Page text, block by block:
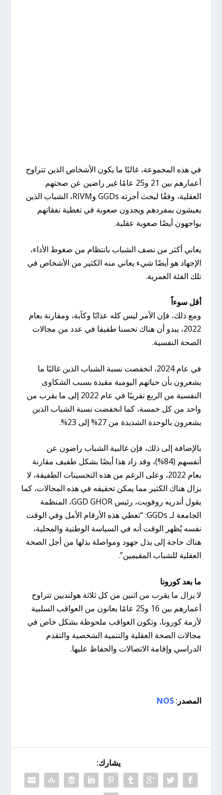
في هذه المجموعة، غالبًا ما يكون الأشخاص الذين تتراوح
أعمارهم بين 21 و25 عامًا غير راضين عن صحتهم
العقلية، وفقًا لبحث أجرته GGDs وRIVM، الشباب الذين
يعيشون بمفردهم ويجدون صعوبة في تغطية نفقاتهم
يواجهون أيضًا صعوبة عقلية.
يعاني أكثر من نصف الشباب بانتظام من ضغوط الأداء،
الإجهاد هو أيضًا شيء يعاني منه الكثير من الأشخاص في
تلك الفئة العمرية.
أقل سوءاً
ومع ذلك، فإن الأمر ليس كله عذابًا وكآبة، ومقارنة بعام
2022، يبدو أن هناك تحسنا طفيفا في عدد من مجالات
الصحة النفسية.
في عام 2024، انخفضت نسبة الشباب الذين غالبًا ما
يشعرون بأن حياتهم اليومية مقيدة بسبب الشكاوى
النفسية من الربع تقريبًا في عام 2022 إلى ما يقرب من
واحد من كل خمسة، كما انخفضت نسبة الشباب الذين
يشعرون بالوحدة الشديدة من 27% إلى 23%.
بالإضافة إلى ذلك، فإن غالبية الشباب راضون عن
أنفسهم (84%)، وقد زاد هذا أيضًا بشكل طفيف مقارنة
بعام 2022، وعلى الرغم من هذه التحسينات الطفيفة، لا
يزال هناك الكثير مما يمكن تحقيقه في هذه المجالات، كما
يقول أندريه روفويت، رئيس GGD GHOR، المنظمة
الجامعة لـ GGDs: “تعطي هذه الأرقام الأمل وفي الوقت
نفسه يُظهر الوقت أنه في السياسة الوطنية والمحلية،
هناك حاجة إلى بذل جهود ومواصلة بذلها من أجل الصحة
العقلية للشباب المقيمين”.
ما بعد كورونا
لا يزال ما يقرب من اثنين من كل ثلاثة هولنديين تتراوح
أعمارهم بين 16 و25 عامًا يعانون من العواقب السلبية
لأزمة كورونا، وتكون العواقب ملحوظة بشكل خاص في
مجالات الصحة العقلية والتنمية الشخصية والتقدم
الدراسي وإقامة الاتصالات والحفاظ عليها.
المصدر :
NOS
يشارك: